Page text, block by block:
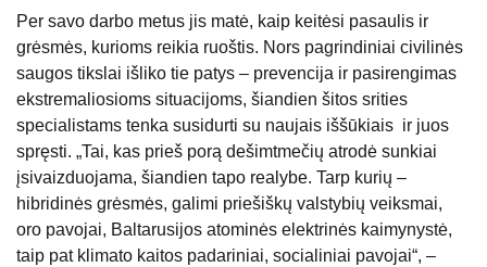
Per savo darbo metus jis matė, kaip keitėsi pasaulis ir
grėsmės, kurioms reikia ruoštis. Nors pagrindiniai civilinės
saugos tikslai išliko tie patys – prevencija ir pasirengimas
ekstremaliosioms situacijoms, šiandien šitos srities
specialistams tenka susidurti su naujais iššūkiais ir juos
spręsti. „Tai, kas prieš porą dešimtmečių atrodė sunkiai
įsivaizduojama, šiandien tapo realybe. Tarp kurių –
hibridinės grėsmės, galimi priešiškų valstybių veiksmai,
oro pavojai, Baltarusijos atominės elektrinės kaimynystė,
taip pat klimato kaitos padariniai, socialiniai pavojai“, –